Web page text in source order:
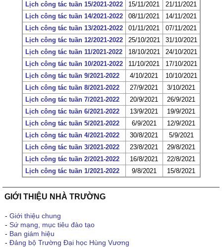
Lịch công tác tuần 15/2021-2022
15/11/2021
21/11/2021
Lịch công tác tuần 14/2021-2022
08/11/2021
14/11/2021
Lịch công tác tuần 13/2021-2022
01/11/2021
07/11/2021
Lịch công tác tuần 12/2021-2022
25/10/2021
31/10/2021
Lịch công tác tuần 11/2021-2022
18/10/2021
24/10/2021
Lịch công tác tuần 10/2021-2022
11/10/2021
17/10/2021
Lịch công tác tuần 9/2021-2022
4/10/2021
10/10/2021
Lịch công tác tuần 8/2021-2022
27/9/2021
3/10/2021
Lịch công tác tuần 7/2021-2022
20/9/2021
26/9/2021
Lịch công tác tuần 6/2021-2022
13/9/2021
19/9/2021
Lịch công tác tuần 5/2021-2022
6/9/2021
12/9/2021
Lịch công tác tuần 4/2021-2022
30/8/2021
5/9/2021
Lịch công tác tuần 3/2021-2022
23/8/2021
29/8/2021
Lịch công tác tuần 2/2021-2022
16/8/2021
22/8/2021
Lịch công tác tuần 1/2021-2022
9/8/2021 15/8/2021
GIỚI THIỆU NHÀ TRƯỜNG
- Giới thiệu chung
- Sứ mạng, mục tiêu đào tạo
- Ban giám hiệu
- Đảng bộ Trường Đại học Hùng Vương